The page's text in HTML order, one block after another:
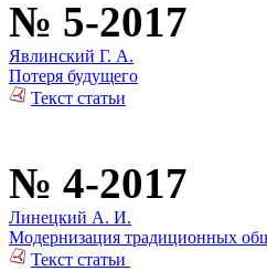
№ 5-2017
Явлинский Г. А.
Потеря будущего
Текст статьи
№ 4-2017
Линецкий А. И.
Модернизация традиционных
Текст статьи